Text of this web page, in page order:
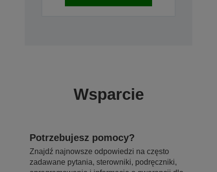
Wsparcie
Potrzebujesz pomocy?
Znajdź najnowsze odpowiedzi na często
zadawane pytania, sterowniki, podręczniki,